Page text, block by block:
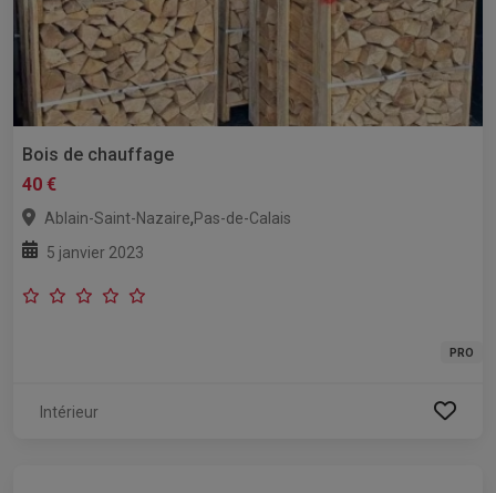
Bois de chauffage
40 €
Ablain-Saint-Nazaire,Pas-de-Calais
5 janvier 2023
PRO
Intérieur